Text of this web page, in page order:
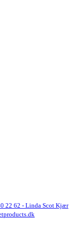
22 62 - Linda Scot Kjær